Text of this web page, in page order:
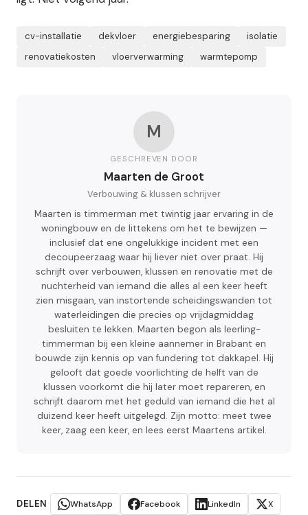
cv-installatie dekvloer energiebesparing
isolatie
renovatiekosten
vloerverwarming warmtepomp
M
GESCHREVEN DOOR
Maarten de Groot
Verbouwing & klussen schrijver
Maarten is timmerman met twintig jaar ervaring in de
woningbouw en de littekens om het te bewijzen —
inclusief dat ene ongelukkige incident met een
decoupeerzaag waar hij liever niet over praat. Hij
schrijft over verbouwen, klussen en renovatie met de
nuchterheid van iemand die alles al een keer heeft
zien misgaan, van instortende scheidingswanden tot
waterleidingen die precies op vrijdagmiddag
besluiten te lekken. Maarten begon als leerling-
timmerman bij een kleine aannemer in Brabant en
bouwde zijn kennis op van fundering tot dakkapel. Hij
gelooft dat goede voorlichting de helft van de
klussen voorkomt die hij later moet repareren, en
schrijft daarom met het geduld van iemand die het al
duizend keer heeft uitgelegd. Zijn motto: meet twee
keer, zaag een keer, en lees eerst Maartens artikel.
DELEN WhatsApp Facebook LinkedIn
X